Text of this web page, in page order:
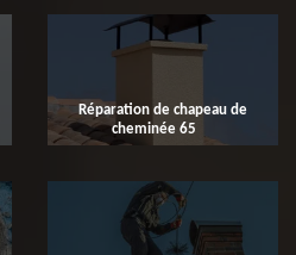
Réparation de chapeau de
cheminée 65